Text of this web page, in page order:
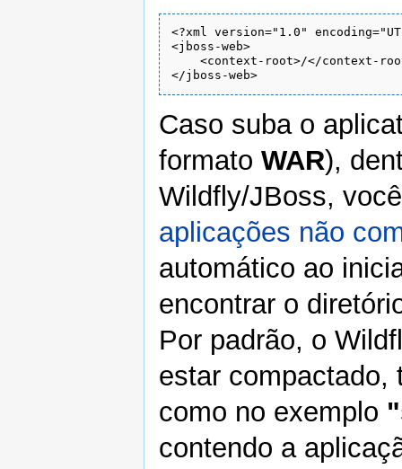
<?xml version="1.0"
<jboss-web>
<context-root>/</context-
</jboss-web>
Caso suba o
formato WAR),
Wildfly/JBoss,
aplicações não
automático ao
encontrar o
Por padrão, o
estar compactado,
como no exemplo
contendo a